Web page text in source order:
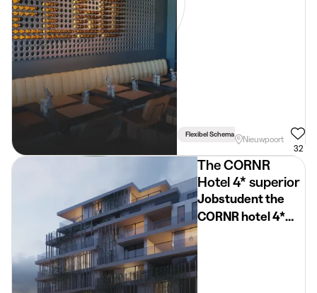
tijdens de
zomervakantie!)
Flexibel Schema
Nieuwpoort
32
The CORNR
Hotel 4* superior
Jobstudent the
CORNR hotel 4*
Superior
(Nieuwpoort)
(Verblijf mogelijk in